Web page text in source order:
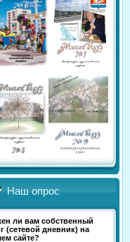
Наш опрос
ли вам собственный
(сетевой дневник) на
сайте?